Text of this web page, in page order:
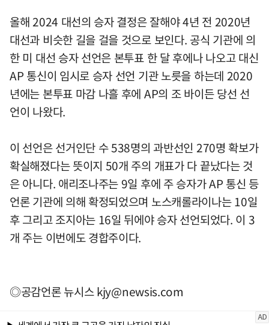
올해 2024 대선의 승자 결정은 잘해야 4년 전 2020년
대선과 비슷한 길을 걸을 것으로 보인다. 공식 기관에 의
한 미 대선 승자 선언은 본투표 한 달 후에나 나오고 대신
AP 통신이 임시로 승자 선언 기관 노릇을 하는데 2020
년에는 본투표 마감 나흘 후에 AP의 조 바이든 당선 선
언이 나왔다.
이 선언은 선거인단 수 538명의 과반선인 270명 확보가
확실해졌다는 뜻이지 50개 주의 개표가 다 끝났다는 것
은 아니다. 애리조나주는 9일 후에 주 승자가 AP 통신 등
언론 기관에 의해 확정되었으며 노스캐롤라이나는 10일
후 그리고 조지아는 16일 뒤에야 승자 선언되었다. 이 3
개 주는 이번에도 경합주이다.
◎공감언론 뉴시스kjy@newsis.com